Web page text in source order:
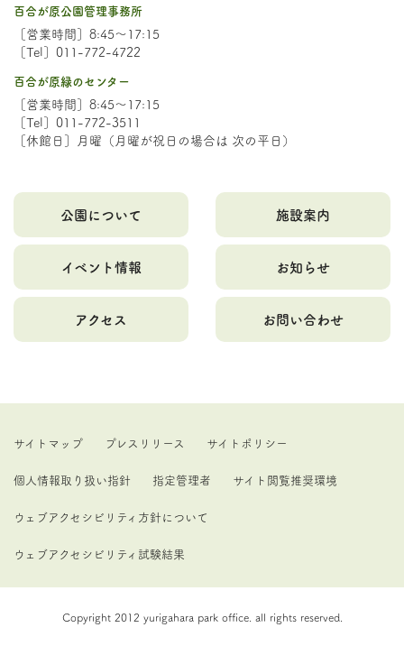
百合が原公園管理事務所
［営業時間］8:45～17:15
［Tel］011-772-4722
百合が原緑のセンター
［営業時間］8:45～17:15
［Tel］011-772-3511
［休館日］月曜（月曜が祝日の場合は 次の平日）
公園について 施設案内
イベント情報 お知らせ
アクセス お問い合わせ
サイトマップ プレスリリース サイトポリシー
個人情報取り扱い指針 指定管理者 サイト閲覧推奨環境
ウェブアクセシビリティ方針について
ウェブアクセシビリティ試験結果
Copyright 2012 yurigahara park office. all rights reserved.